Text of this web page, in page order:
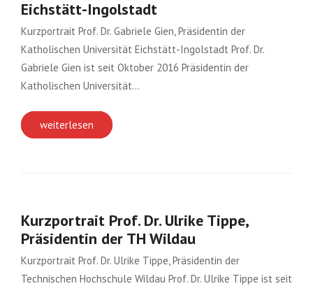
Eichstätt-Ingolstadt
Kurzportrait Prof. Dr. Gabriele Gien, Präsidentin der
Katholischen Universität Eichstätt-Ingolstadt Prof. Dr.
Gabriele Gien ist seit Oktober 2016 Präsidentin der
Katholischen Universität…
weiterlesen
Kurzportrait Prof. Dr. Ulrike Tippe,
Präsidentin der TH Wildau
Kurzportrait Prof. Dr. Ulrike Tippe, Präsidentin der
Technischen Hochschule Wildau Prof. Dr. Ulrike Tippe ist seit